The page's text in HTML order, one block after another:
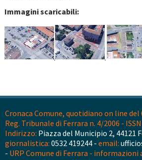
Immagini scaricabili:
Cronaca Comune, quotidiano on line del
Reg. Tribunale di Ferrara n. 4/2006 -
Indirizzo: Piazza del Municipio 2, 44121
giornalistica: 0532 419244 - email:
- URP Comune di Ferrara - informazioni